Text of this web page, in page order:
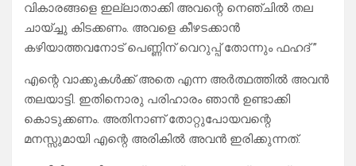
വികാരങ്ങളെ ഇല്ലാതാക്കി അവന്റെ നെഞ്ചിൽ തല
ചായ്ച്ചു കിടക്കണം. അവളെ കീഴടക്കാൻ
കഴിയാത്തവനോട് പെണ്ണിന് വെറുപ്പ് തോന്നും ഫഹദ് ”
എന്റെ വാക്കുകൾക്ക് അതെ എന്ന അർത്ഥത്തിൽ അവൻ
തലയാട്ടി. ഇതിനൊരു പരിഹാരം ഞാൻ ഉണ്ടാക്കി
കൊടുക്കണം. അതിനാണ് തോറ്റുപോയവന്റെ
മനസ്സുമായി എന്റെ അരികിൽ അവൻ ഇരിക്കുന്നത്.